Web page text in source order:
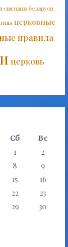
святыни беларуси
церковные
правила
церковь
Сб Вс
1
2
8
9
15
16
22
23
29
30